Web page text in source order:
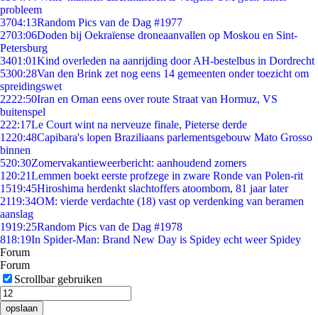
probleem
3704:13Random Pics van de Dag #1977
2703:06Doden bij Oekraïense droneaanvallen op Moskou en Sint-
Petersburg
3401:01Kind overleden na aanrijding door AH-bestelbus in Dordrecht
5300:28Van den Brink zet nog eens 14 gemeenten onder toezicht om
spreidingswet
2222:50Iran en Oman eens over route Straat van Hormuz, VS
buitenspel
222:17Le Court wint na nerveuze finale, Pieterse derde
1220:48Capibara's lopen Braziliaans parlementsgebouw Mato Grosso
binnen
520:30Zomervakantieweerbericht: aanhoudend zomers
1 20:21Lemmen boekt eerste profzege in zware Ronde van Polen-rit
1519:45Hiroshima herdenkt slachtoffers atoombom, 81 jaar later
2119:34OM: vierde verdachte (18) vast op verdenking van beramen
aanslag
1919:25Random Pics van de Dag #1978
818:19In Spider-Man: Brand New Day is Spidey echt weer Spidey
Forum
Forum
Scrollbar gebruiken
opslaan